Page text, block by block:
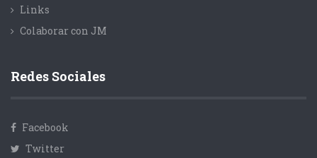
Links
Colaborar con JM
Redes Sociales
Facebook
Twitter